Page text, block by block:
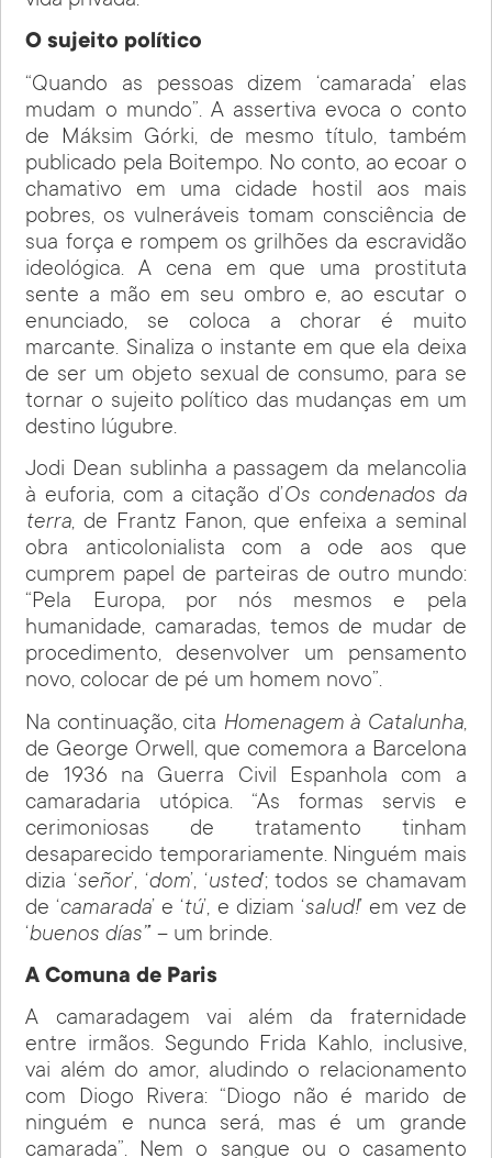
O sujeito político
“Quando as pessoas dizem ‘camarada’ elas
mudam o mundo”. A assertiva evoca o conto
de Máksim Górki, de mesmo título, também
publicado pela Boitempo. No conto, ao ecoar o
chamativo em uma cidade hostil aos mais
pobres, os vulneráveis tomam consciência de
sua força e rompem os grilhões da escravidão
ideológica. A cena em que uma prostituta
sente a mão em seu ombro e, ao escutar o
enunciado, se coloca a chorar é muito
marcante. Sinaliza o instante em que ela deixa
de ser um objeto sexual de consumo, para se
tornar o sujeito político das mudanças em um
destino lúgubre.
Jodi Dean sublinha a passagem da melancolia
à euforia, com a citação d’Os condenados da
terra, de Frantz Fanon, que enfeixa a seminal
obra anticolonialista com a ode aos que
cumprem papel de parteiras de outro mundo:
“Pela Europa, por nós mesmos e pela
humanidade, camaradas, temos de mudar de
procedimento, desenvolver um pensamento
novo, colocar de pé um homem novo”.
Na continuação, cita Homenagem à Catalunha,
de George Orwell, que comemora a Barcelona
de 1936 na Guerra Civil Espanhola com a
camaradaria utópica. “As formas servis e
cerimoniosas de tratamento tinham
desaparecido temporariamente. Ninguém mais
dizia ‘señor’, ‘dom’, ‘usted’; todos se chamavam
de ‘camarada’ e ‘tú’, e diziam ‘salud!’ em vez de
‘buenos días”’ – um brinde.
AComuna de Paris
A camaradagem vai além da fraternidade
entre irmãos. Segundo Frida Kahlo, inclusive,
vai além do amor, aludindo o relacionamento
com Diogo Rivera: “Diogo não é marido de
ninguém e nunca será, mas é um grande
camarada”. Nem o sangue ou o casamento